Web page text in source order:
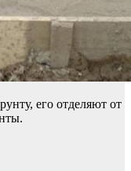
его отделяют от